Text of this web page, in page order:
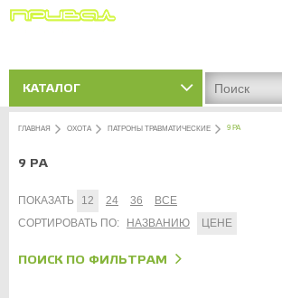
КАТАЛОГ
ГЛАВНАЯ ОХОТА ПАТРОНЫ ТРАВМАТИЧЕСКИЕ 9 PA
9 PA
ПОКАЗАТЬ 12 24 36
ВСЕ
СОРТИРОВАТЬ ПО:
НАЗВАНИЮ ЦЕНЕ
ПОИСК ПО ФИЛЬТРАМ